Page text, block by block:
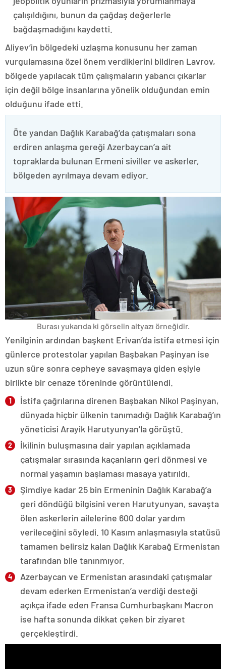
çalışıldığını, bunun da çağdaş değerlerle
bağdaşmadığını kaydetti.
Aliyev’in bölgedeki uzlaşma konusunu her zaman
vurgulamasına özel önem verdiklerini bildiren Lavrov,
bölgede yapılacak tüm çalışmaların yabancı çıkarlar
için değil bölge insanlarına yönelik olduğundan emin
olduğunu ifade etti.
Öte yandan Dağlık Karabağ’da çatışmaları sona
erdiren anlaşma gereği Azerbaycan’a ait
topraklarda bulunan Ermeni siviller ve askerler,
bölgeden ayrılmaya devam ediyor.
Burası yukarıda ki görselin altyazı örneğidir.
Yenilginin ardından başkent Erivan’da istifa etmesi için
günlerce protestolar yapılan Başbakan Paşinyan ise
uzun süre sonra cepheye savaşmaya giden eşiyle
birlikte bir cenaze töreninde görüntülendi.
İstifa çağrılarına direnen Başbakan Nikol Paşinyan,
dünyada hiçbir ülkenin tanımadığı Dağlık Karabağ’ın
yöneticisi Arayik Harutyunyan’la görüştü.
İkilinin buluşmasına dair yapılan açıklamada
çatışmalar sırasında kaçanların geri dönmesi ve
normal yaşamın başlaması masaya yatırıldı.
Şimdiye kadar 25 bin Ermeninin Dağlık Karabağ’a
geri döndüğü bilgisini veren Harutyunyan, savaşta
ölen askerlerin ailelerine 600 dolar yardım
verileceğini söyledi. 10 Kasım anlaşmasıyla statüsü
tamamen belirsiz kalan Dağlık Karabağ Ermenistan
tarafından bile tanınmıyor.
Azerbaycan ve Ermenistan arasındaki çatışmalar
devam ederken Ermenistan’a verdiği desteği
açıkça ifade eden Fransa Cumhurbaşkanı Macron
ise hafta sonunda dikkat çeken bir ziyaret
gerçekleştirdi.